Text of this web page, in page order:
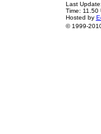
Last
Time: 11.50
Hosted by
© 1999-